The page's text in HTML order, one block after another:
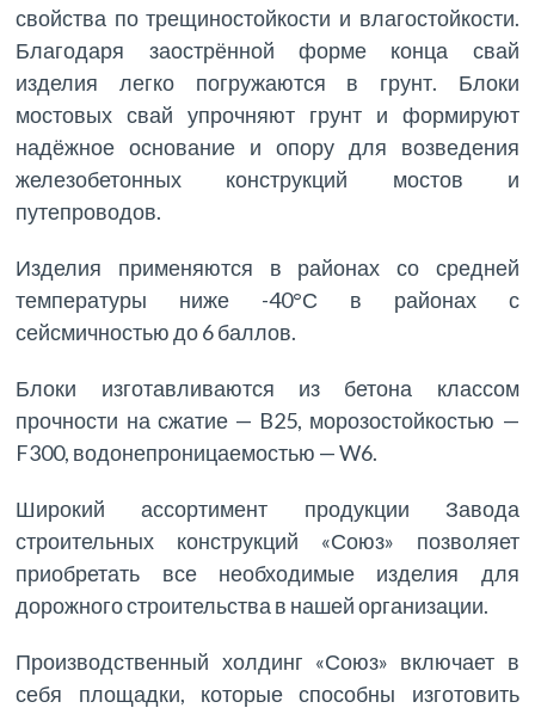
свойства по трещиностойкости и влагостойкости.
Благодаря заострённой форме конца свай
изделия легко погружаются в грунт. Блоки
мостовых свай упрочняют грунт и формируют
надёжное основание и опору для возведения
железобетонных конструкций мостов и
путепроводов.
Изделия применяются в районах со средней
температуры ниже -40°С в районах с
сейсмичностью до 6 баллов.
Блоки изготавливаются из бетона классом
прочности на сжатие — B25, морозостойкостью —
F300, водонепроницаемостью — W6.
Широкий ассортимент продукции Завода
строительных конструкций «Союз» позволяет
приобретать все необходимые изделия для
дорожного строительства в нашей организации.
Производственный холдинг «Союз» включает в
себя площадки, которые способны изготовить